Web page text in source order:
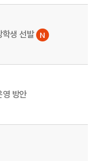
학생 선발
영 방안